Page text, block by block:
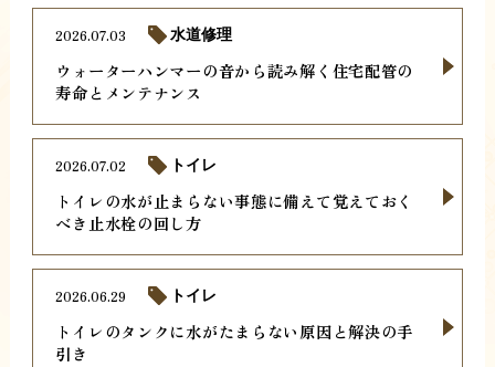
ウォーターハンマーの音から読み解く住宅配管の
寿命とメンテナンス
2026.07.03 水道修理
トイレの水が止まらない事態に備えて覚えておく
べき止水栓の回し方
2026.07.02 トイレ
トイレのタンクに水がたまらない原因と解決の手
引き
2026.06.29 トイレ